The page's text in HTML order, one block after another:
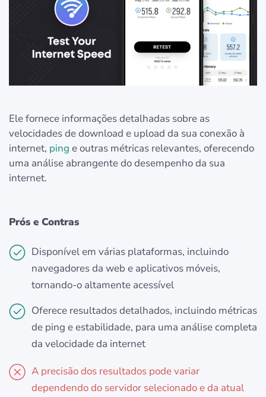
Ele fornece informações detalhadas sobre as
velocidades de download e upload da sua conexão à
internet, ping e outras métricas relevantes, oferecendo
uma análise abrangente do desempenho da sua
internet.
Prós e Contras
Disponível em várias plataformas, incluindo
navegadores da web e aplicativos móveis,
tornando-o altamente acessível
Oferece resultados detalhados, incluindo métricas
de ping e estabilidade, para uma análise completa
da velocidade da internet
A precisão dos resultados pode variar
dependendo do servidor selecionado e da atual